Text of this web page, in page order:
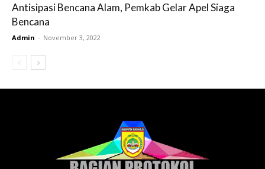
Antisipasi Bencana Alam, Pemkab Gelar Apel Siaga
Bencana
Admin - November 3, 2022